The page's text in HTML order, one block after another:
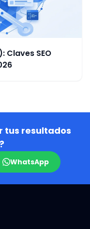
Claves SEO
tus resultados
WhatsApp